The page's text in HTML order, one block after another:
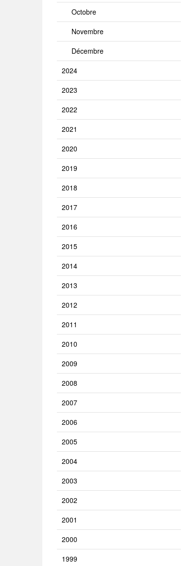
Octobre
Novembre
Décembre
2024
2023
2022
2021
2020
2019
2018
2017
2016
2015
2014
2013
2012
2011
2010
2009
2008
2007
2006
2005
2004
2003
2002
2001
2000
1999